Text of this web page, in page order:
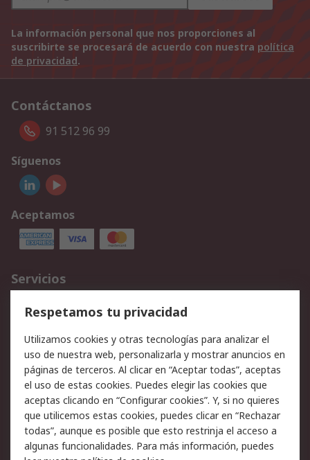
La información personal que nos proporciones al
suscribirte se procesará de acuerdo con nuestra política
de privacidad.
Contáctanos
91 512 96 99
Síguenos
Aceptamos
Servicios
Cómo realizar pedidos
Devoluciones
Facturación y pago
Ofertas
Soporte técnico
Legal
Aviso legal
Política de privacidad -
Actualizada
Política sobre cookies
Seguridad de emails
Respetamos tu privacidad
Utilizamos cookies y otras tecnologías para analizar el
uso de nuestra web, personalizarla y mostrar anuncios en
páginas de terceros. Al clicar en “Aceptar todas”, aceptas
el uso de estas cookies. Puedes elegir las cookies que
aceptas clicando en “Configurar cookies”. Y, si no quieres
que utilicemos estas cookies, puedes clicar en “Rechazar
todas”, aunque es posible que esto restrinja el acceso a
algunas funcionalidades. Para más información, puedes